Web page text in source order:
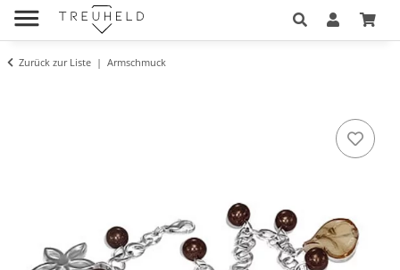
Zurück zur Liste Armschmuck